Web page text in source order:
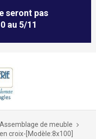
seront pas
au 5/11
de meuble
croix-[Modèle:8x100]